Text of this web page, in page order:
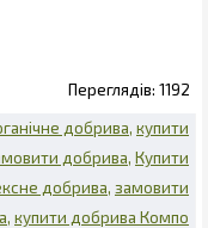
1192
добрива купити
добрива Купити
добрива замовити
купити добрива Компо